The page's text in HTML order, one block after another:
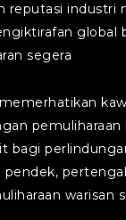
reputasi industri
global
segera
pemuliharaan
bagi
warisan